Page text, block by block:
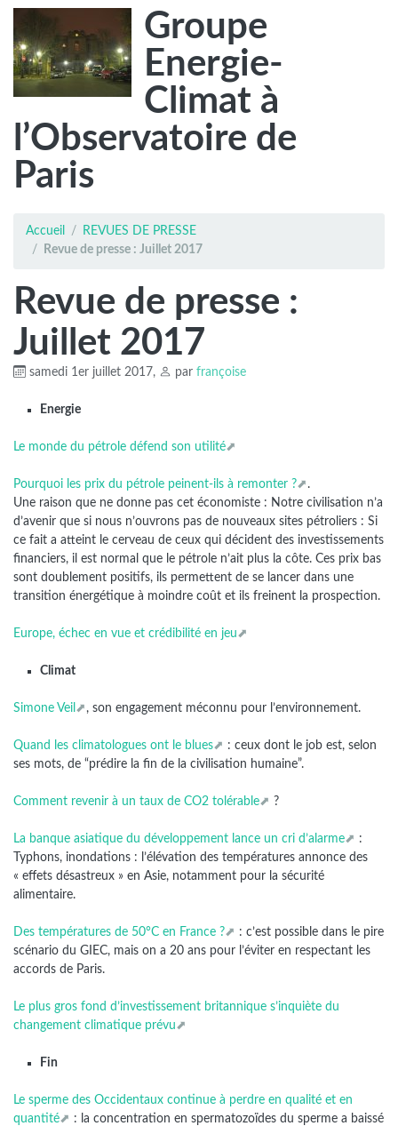
Groupe
Energie-
Climat à
l’Observatoire de
Paris
Accueil
REVUES DE PRESSE
Revue de presse : Juillet 2017
Revue de presse :
Juillet 2017
samedi 1er juillet 2017, par françoise
Energie
Le monde du pétrole défend son utilité
Pourquoi les prix du pétrole peinent-ils à remonter ?
.
Une raison que ne donne pas cet économiste : Notre civilisation n’a
d’avenir que si nous n’ouvrons pas de nouveaux sites pétroliers : Si
ce fait a atteint le cerveau de ceux qui décident des investissements
financiers, il est normal que le pétrole n’ait plus la côte. Ces prix bas
sont doublement positifs, ils permettent de se lancer dans une
transition énergétique à moindre coût et ils freinent la prospection.
Europe, échec en vue et crédibilité en jeu
Climat
Simone Veil , son engagement méconnu pour l’environnement.
Quand les climatologues ont le blues
: ceux dont le job est, selon
ses mots, de “prédire la fin de la civilisation humaine”.
Comment revenir à un taux de CO2 tolérable ?
La banque asiatique du développement lance un cri d’alarme
:
Typhons, inondations : l’élévation des températures annonce des
« effets désastreux » en Asie, notamment pour la sécurité
alimentaire.
Des températures de 50°C en France ?
: c’est possible dans le pire
scénario du GIEC, mais on a 20 ans pour l’éviter en respectant les
accords de Paris.
Le plus gros fond d’investissement britannique s’inquiète du
changement climatique prévu
Fin
Le sperme des Occidentaux continue à perdre en qualité et en
quantité
: la concentration en spermatozoïdes du sperme a baissé